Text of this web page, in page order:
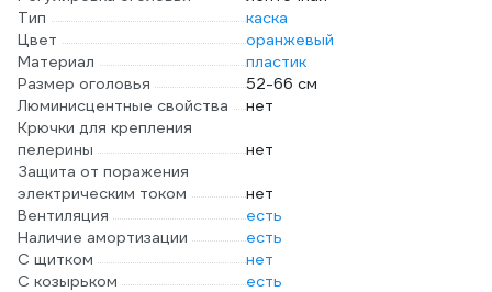
Тип
каска
Цвет
оранжевый
Материал
пластик
Размер оголовья
52-66 см
Люминисцентные свойства
нет
Крючки для крепления
пелерины
нет
Защита от поражения
электрическим током
нет
Вентиляция
есть
Наличие амортизации
есть
С щитком
нет
С козырьком
есть